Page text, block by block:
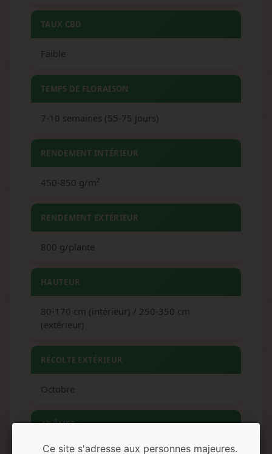
TAUX CBD
Faible
TEMPS DE FLORAISON
7-10 semaines (55-75 jours)
RENDEMENT INTÉRIEUR
450-850 g/m²
RENDEMENT EXTÉRIEUR
800 g/plante
HAUTEUR
80-170 cm (intérieur) / 250-350 cm
(extérieur)
RÉCOLTE EXTÉRIEUR
Octobre
ARÔMES
Ce site s'adresse aux personnes majeures.